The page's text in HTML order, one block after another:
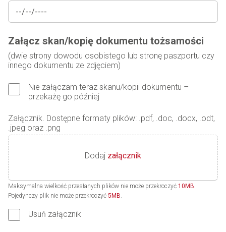
Załącz skan/kopię dokumentu tożsamości
(dwie strony dowodu osobistego lub stronę paszportu czy
innego dokumentu ze zdjęciem)
Nie załączam teraz skanu/kopii dokumentu –
przekażę go później
Załącznik. Dostępne formaty plików: .pdf, .doc, .docx, .odt,
.jpeg oraz .png
Dodaj załącznik
Maksymalna wielkość przesłanych plików nie może przekroczyć 10MB.
Pojedynczy plik nie może przekroczyć 5MB.
Usuń załącznik